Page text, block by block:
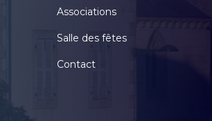
Associations
Salle des fêtes
Contact